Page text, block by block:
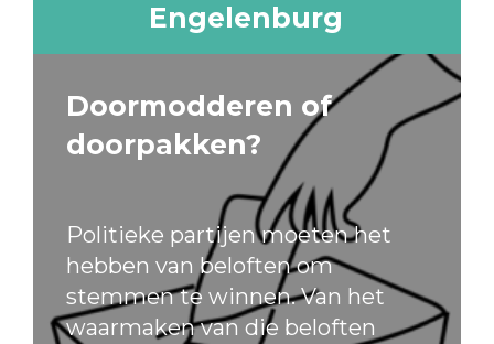
Engelenburg
Doormodderen of
doorpakken?
Politieke partijen moeten het
hebben van beloften om
stemmen te winnen. Van het
waarmaken van die beloften